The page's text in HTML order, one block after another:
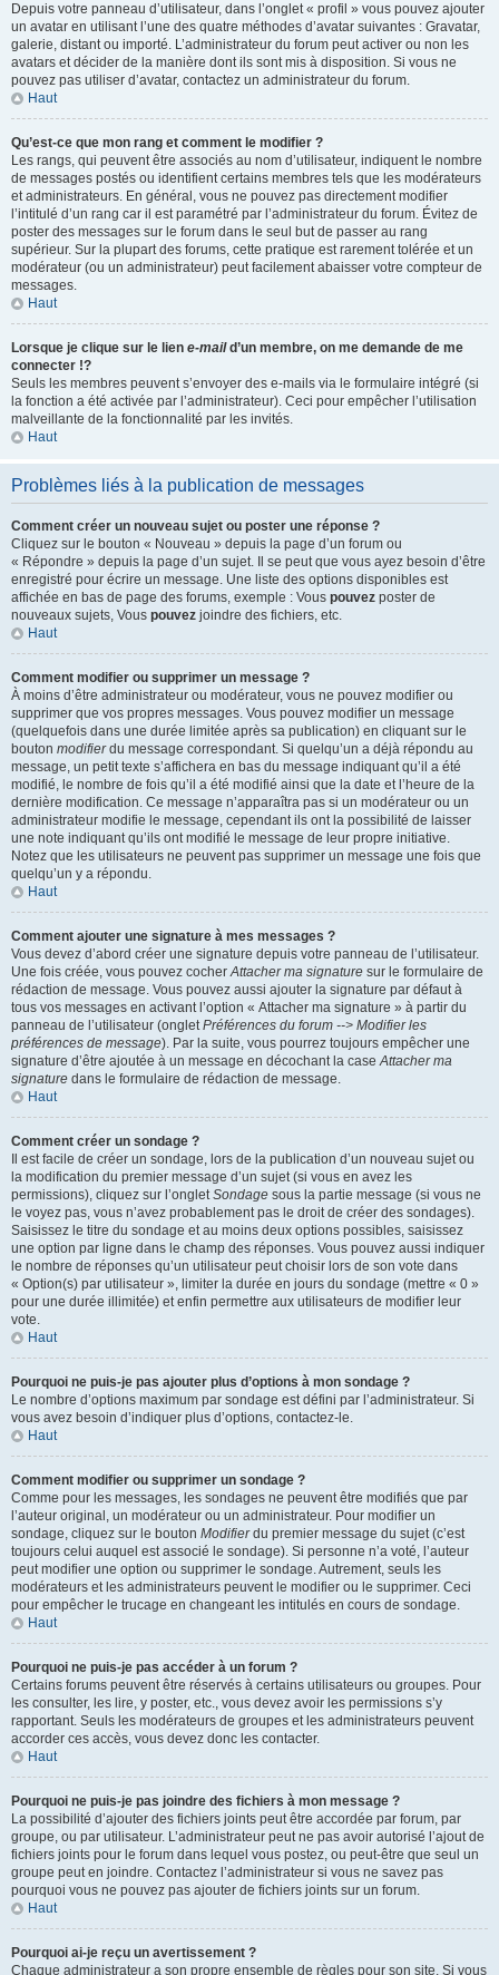
Depuis votre panneau d’utilisateur, dans l’onglet « profil » vous pouvez ajouter
un avatar en utilisant l’une des quatre méthodes d’avatar suivantes : Gravatar,
galerie, distant ou importé. L’administrateur du forum peut activer ou non les
avatars et décider de la manière dont ils sont mis à disposition. Si vous ne
pouvez pas utiliser d’avatar, contactez un administrateur du forum.
Haut
Qu’est-ce que mon rang et comment le modifier ?
Les rangs, qui peuvent être associés au nom d’utilisateur, indiquent le nombre
de messages postés ou identifient certains membres tels que les modérateurs
et administrateurs. En général, vous ne pouvez pas directement modifier
l’intitulé d’un rang car il est paramétré par l’administrateur du forum. Évitez de
poster des messages sur le forum dans le seul but de passer au rang
supérieur. Sur la plupart des forums, cette pratique est rarement tolérée et un
modérateur (ou un administrateur) peut facilement abaisser votre compteur de
messages.
Haut
Lorsque je clique sur le lien e-maild’un membre, on me demande de me
connecter !?
Seuls les membres peuvent s’envoyer des e-mails via le formulaire intégré (si
la fonction a été activée par l’administrateur). Ceci pour empêcher l’utilisation
malveillante de la fonctionnalité par les invités.
Haut
Problèmes liés à la publication de messages
Comment créer un nouveau sujet ou poster une réponse ?
Cliquez sur le bouton « Nouveau » depuis la page d’un forum ou
« Répondre » depuis la page d’un sujet. Il se peut que vous ayez besoin d’être
enregistré pour écrire un message. Une liste des options disponibles est
affichée en bas de page des forums, exemple : Vous pouvez poster de
nouveaux sujets, Vous pouvez joindre des fichiers, etc.
Haut
Comment modifier ou supprimer un message ?
À moins d’être administrateur ou modérateur, vous ne pouvez modifier ou
supprimer que vos propres messages. Vous pouvez modifier un message
(quelquefois dans une durée limitée après sa publication) en cliquant sur le
bouton modifierdu message correspondant. Si quelqu’un a déjà répondu au
message, un petit texte s’affichera en bas du message indiquant qu’il a été
modifié, le nombre de fois qu’il a été modifié ainsi que la date et l’heure de la
dernière modification. Ce message n’apparaîtra pas si un modérateur ou un
administrateur modifie le message, cependant ils ont la possibilité de laisser
une note indiquant qu’ils ont modifié le message de leur propre initiative.
Notez que les utilisateurs ne peuvent pas supprimer un message une fois que
quelqu’un y a répondu.
Haut
Comment ajouter une signature à mes messages ?
Vous devez d’abord créer une signature depuis votre panneau de l’utilisateur.
Une fois créée, vous pouvez cocherAttacher ma signature sur le formulaire de
rédaction de message. Vous pouvez aussi ajouter la signature par défaut à
tous vos messages en activant l’option « Attacher ma signature » à partir du
panneau de l’utilisateur (ongletPréférences du forum --> Modifier les
préférences de message). Par la suite, vous pourrez toujours empêcher une
signature d’être ajoutée à un message en décochant la caseAttacher ma
signature dans le formulaire de rédaction de message.
Haut
Comment créer un sondage ?
Il est facile de créer un sondage, lors de la publication d’un nouveau sujet ou
la modification du premier message d’un sujet (si vous en avez les
permissions), cliquez sur l’ongletSondage sous la partie message (si vous ne
le voyez pas, vous n’avez probablement pas le droit de créer des sondages).
Saisissez le titre du sondage et au moins deux options possibles, saisissez
une option par ligne dans le champ des réponses. Vous pouvez aussi indiquer
le nombre de réponses qu’un utilisateur peut choisir lors de son vote dans
« Option(s) par utilisateur », limiter la durée en jours du sondage (mettre « 0 »
pour une durée illimitée) et enfin permettre aux utilisateurs de modifier leur
vote.
Haut
Pourquoi ne puis-je pas ajouter plus d’options à mon sondage ?
Le nombre d’options maximum par sondage est défini par l’administrateur. Si
vous avez besoin d’indiquer plus d’options, contactez-le.
Haut
Comment modifier ou supprimer un sondage ?
Comme pour les messages, les sondages ne peuvent être modifiés que par
l’auteur original, un modérateur ou un administrateur. Pour modifier un
sondage, cliquez sur le bouton Modifierdu premier message du sujet (c’est
toujours celui auquel est associé le sondage). Si personne n’a voté, l’auteur
peut modifier une option ou supprimer le sondage. Autrement, seuls les
modérateurs et les administrateurs peuvent le modifier ou le supprimer. Ceci
pour empêcher le trucage en changeant les intitulés en cours de sondage.
Haut
Pourquoi ne puis-je pas accéder à un forum ?
Certains forums peuvent être réservés à certains utilisateurs ou groupes. Pour
les consulter, les lire, y poster, etc., vous devez avoir les permissions s’y
rapportant. Seuls les modérateurs de groupes et les administrateurs peuvent
accorder ces accès, vous devez donc les contacter.
Haut
Pourquoi ne puis-je pas joindre des fichiers à mon message ?
La possibilité d’ajouter des fichiers joints peut être accordée par forum, par
groupe, ou par utilisateur. L’administrateur peut ne pas avoir autorisé l’ajout de
fichiers joints pour le forum dans lequel vous postez, ou peut-être que seul un
groupe peut en joindre. Contactez l’administrateur si vous ne savez pas
pourquoi vous ne pouvez pas ajouter de fichiers joints sur un forum.
Haut
Pourquoi ai-je reçu un avertissement ?
Chaque administrateur a son propre ensemble de règles pour son site. Si vous